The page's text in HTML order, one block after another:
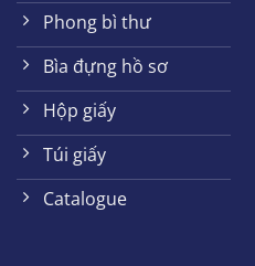
Phong bì thư
Bìa đựng hồ sơ
Hộp giấy
Túi giấy
Catalogue